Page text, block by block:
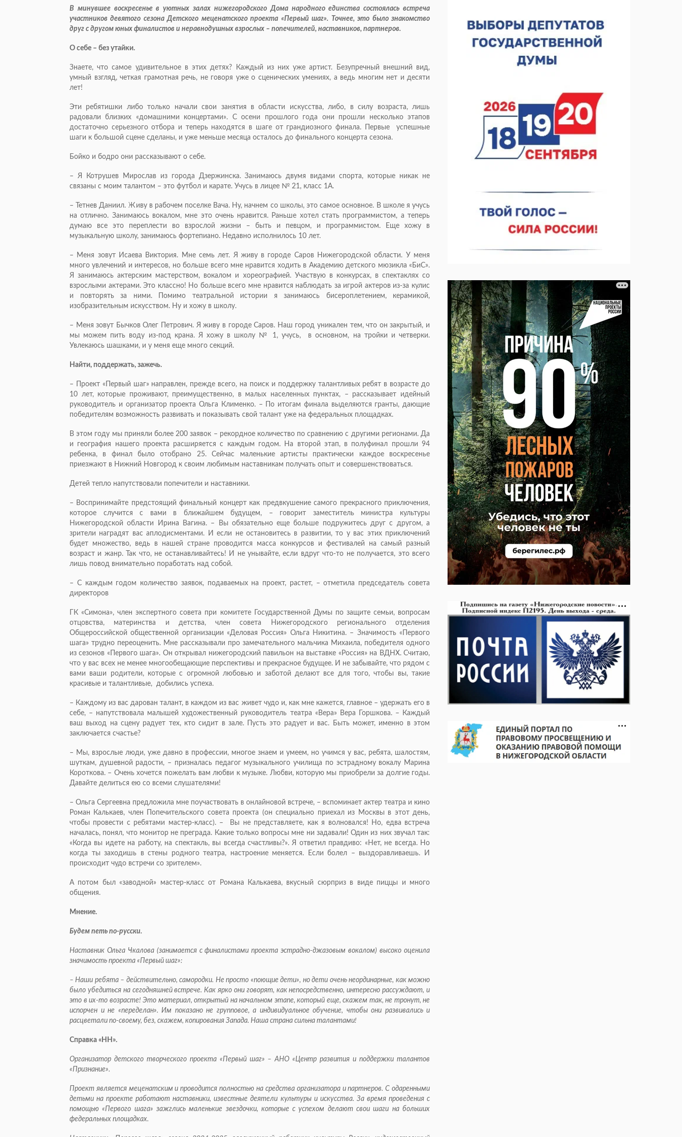
В минувшее воскресенье в уютных залах нижегородского Дома народного единства состоялась встреча
участников девятого сезона Детского меценатского проекта «Первый шаг». Точнее, это было знакомство
друг с другом юных финалистов и неравнодушных взрослых – попечителей, наставников, партнеров.
О себе – без утайки.
Знаете, что самое удивительное в этих детях? Каждый из них уже артист. Безупречный внешний вид,
умный взгляд, четкая грамотная речь, не говоря уже о сценических умениях, а ведь многим нет и десяти
лет!
Эти ребятишки либо только начали свои занятия в области искусства, либо, в силу возраста, лишь
радовали близких «домашними концертами». С осени прошлого года они прошли несколько этапов
достаточно серьезного отбора и теперь находятся в шаге от грандиозного финала. Первые успешные
шаги к большой сцене сделаны, и уже меньше месяца осталось до финального концерта сезона.
Бойко и бодро они рассказывают о себе.
– Я Котрушев Мирослав из города Дзержинска. Занимаюсь двумя видами спорта, которые никак не
связаны с моим талантом – это футбол и карате. Учусь в лицее № 21, класс 1А.
– Тетнев Даниил. Живу в рабочем поселке Вача. Ну, начнем со школы, это самое основное. В школе я учусь
на отлично. Занимаюсь вокалом, мне это очень нравится. Раньше хотел стать программистом, а теперь
думаю все это переплести во взрослой жизни – быть и певцом, и программистом. Еще хожу в
музыкальную школу, занимаюсь фортепиано. Недавно исполнилось 10 лет.
– Меня зовут Исаева Виктория. Мне семь лет. Я живу в городе Саров Нижегородской области. У меня
много увлечений и интересов, но больше всего мне нравится ходить в Академию детского мюзикла «БиС».
Я занимаюсь актерским мастерством, вокалом и хореографией. Участвую в конкурсах, в спектаклях со
взрослыми актерами. Это классно! Но больше всего мне нравится наблюдать за игрой актеров из-за кулис
и повторять за ними. Помимо театральной истории я занимаюсь бисероплетением, керамикой,
изобразительным искусством. Ну и хожу в школу.
– Меня зовут Бычков Олег Петрович. Я живу в городе Саров. Наш город уникален тем, что он закрытый, и
мы можем пить воду из-под крана. Я хожу в школу № 1, учусь, в основном, на тройки и четверки.
Увлекаюсь шашками, и у меня еще много секций.
Найти, поддержать, зажечь.
– Проект «Первый шаг» направлен, прежде всего, на поиск и поддержку талантливых ребят в возрасте до
10 лет, которые проживают, преимущественно, в малых населенных пунктах, – рассказывает идейный
руководитель и организатор проекта Ольга Клименко. – По итогам финала выделяются гранты, дающие
победителям возможность развивать и показывать свой талант уже на федеральных площадках.
В этом году мы приняли более 200 заявок – рекордное количество по сравнению с другими регионами. Да
и география нашего проекта расширяется с каждым годом. На второй этап, в полуфинал прошли 94
ребенка, в финал было отобрано 25. Сейчас маленькие артисты практически каждое воскресенье
приезжают в Нижний Новгород к своим любимым наставникам получать опыт и совершенствоваться.
Детей тепло напутствовали попечители и наставники.
– Воспринимайте предстоящий финальный концерт как предвкушение самого прекрасного приключения,
которое случится с вами в ближайшем будущем, – говорит заместитель министра культуры
Нижегородской области Ирина Вагина. – Вы обязательно еще больше подружитесь друг с другом, а
зрители наградят вас аплодисментами. И если не остановитесь в развитии, то у вас этих приключений
будет множество, ведь в нашей стране проводится масса конкурсов и фестивалей на самый разный
возраст и жанр. Так что, не останавливайтесь! И не унывайте, если вдруг что-то не получается, это всего
лишь повод внимательно поработать над собой.
– С каждым годом количество заявок, подаваемых на проект, растет, – отметила председатель совета
директоров
ГК «Симона», член экспертного совета при комитете Государственной Думы по защите семьи, вопросам
отцовства, материнства и детства, член совета Нижегородского регионального отделения
Общероссийской общественной организации «Деловая Россия» Ольга Никитина. – Значимость «Первого
шага» трудно переоценить. Мне рассказывали про замечательного мальчика Михаила, победителя одного
из сезонов «Первого шага». Он открывал нижегородский павильон на выставке «Россия» на ВДНХ. Считаю,
что у вас всех не менее многообещающие перспективы и прекрасное будущее. И не забывайте, что рядом с
вами ваши родители, которые с огромной любовью и заботой делают все для того, чтобы вы, такие
красивые и талантливые, добились успеха.
– Каждому из вас дарован талант, в каждом из вас живет чудо и, как мне кажется, главное – удержать его в
себе, – напутствовала малышей художественный руководитель театра «Вера» Вера Горшкова. – Каждый
ваш выход на сцену радует тех, кто сидит в зале. Пусть это радует и вас. Быть может, именно в этом
заключается счастье?
– Мы, взрослые люди, уже давно в профессии, многое знаем и умеем, но учимся у вас, ребята, шалостям,
шуткам, душевной радости, – призналась педагог музыкального училища по эстрадному вокалу Марина
Короткова. – Очень хочется пожелать вам любви к музыке. Любви, которую мы приобрели за долгие годы.
Давайте делиться ею со всеми слушателями!
– Ольга Сергеевна предложила мне поучаствовать в онлайновой встрече, – вспоминает актер театра и кино
Роман Калькаев, член Попечительского совета проекта (он специально приехал из Москвы в этот день,
чтобы провести с ребятами мастер-класс). – Вы не представляете, как я волновался! Но, едва встреча
началась, понял, что монитор не преграда. Какие только вопросы мне ни задавали! Один из них звучал так:
«Когда вы идете на работу, на спектакль, вы всегда счастливы?». Я ответил правдиво: «Нет, не всегда. Но
когда ты заходишь в стены родного театра, настроение меняется. Если болел – выздоравливаешь. И
происходит чудо встречи со зрителем».
А потом был «заводной» мастер-класс от Романа Калькаева, вкусный сюрприз в виде пиццы и много
общения.
Мнение.
Будем петь по-русски.
Наставник Ольга Чкалова (занимается с финалистами проекта эстрадно-джазовым вокалом) высоко оценила
значимость проекта «Первый шаг»:
– Наши ребята – действительно, самородки. Не просто «поющие дети», но дети очень неординарные, как можно
было убедиться на сегодняшней встрече. Как ярко они говорят, как непосредственно, интересно рассуж­дают, и
это в их-то возрасте! Это материал, открытый на начальном этапе, который еще, скажем так, не тронут, не
испорчен и не «переделан». Им показано не групповое, а индивидуальное обучение, чтобы они развивались и
расцветали по-своему, без, скажем, копирования Запада. Наша страна сильна талантами!
Справка «НН».
Организатор детского творческого проекта «Первый шаг» – АНО «Центр развития и поддержки талантов
«Признание».
Проект является меценатским и проводится полностью на средства организатора и партнеров. С одаренными
детьми на проекте работают наставники, известные деятели культуры и искусства. За время проведения с
помощью «Первого шага» зажглись маленькие звездочки, которые с успехом делают свои шаги на больших
федеральных площадках.
06.08.2026 16:08
Нижегородская область подписала соглашения с
регионами Киргизии
Видели ночь, бежали всю ночь... На
Нижневолжской набережной прошел необычный
забег
06.08.2026 15:25
Они закрыли наш гештальт
06.08.2026 15:05